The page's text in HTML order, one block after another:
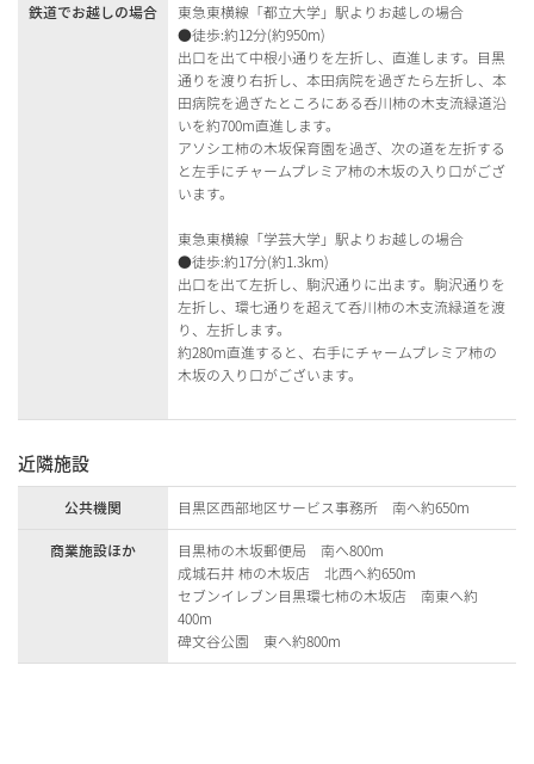
鉄道でお越しの場合
東急東横線「都立大学」駅よりお越しの場合
●徒歩:約12分(約950m)
出口を出て中根小通りを左折し、直進します。目黒
通りを渡り右折し、本田病院を過ぎたら左折し、本
田病院を過ぎたところにある呑川柿の木支流緑道沿
いを約700m直進します。
アソシエ柿の木坂保育園を過ぎ、次の道を左折する
と左手にチャームプレミア柿の木坂の入り口がござ
います。
東急東横線「学芸大学」駅よりお越しの場合
●徒歩:約17分(約1.3km)
出口を出て左折し、駒沢通りに出ます。駒沢通りを
左折し、環七通りを超えて呑川柿の木支流緑道を渡
り、左折します。
約280m直進すると、右手にチャームプレミア柿の
木坂の入り口がございます。
近隣施設
公共機関
目黒区西部地区サービス事務所 南へ約650m
商業施設ほか
目黒柿の木坂郵便局 南へ800m
成城石井 柿の木坂店 北西へ約650m
セブンイレブン目黒環七柿の木坂店 南東へ約
400m
碑文谷公園 東へ約800m